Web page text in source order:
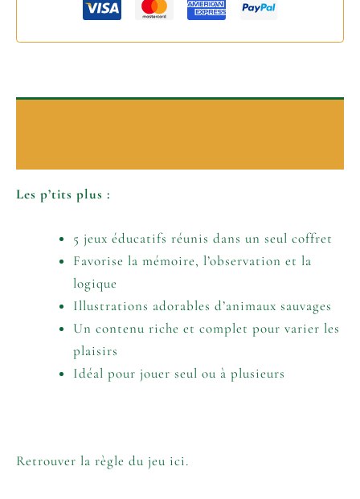
Les p’tits plus :
5 jeux éducatifs réunis dans un seul coffret
Favorise la mémoire, l’observation et la
logique
Illustrations adorables d’animaux sauvages
Un contenu riche et complet pour varier les
plaisirs
Idéal pour jouer seul ou à plusieurs
Retrouver la règle du jeu ici.